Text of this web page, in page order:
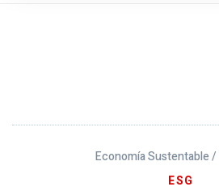
Economía Sustentable /
ESG